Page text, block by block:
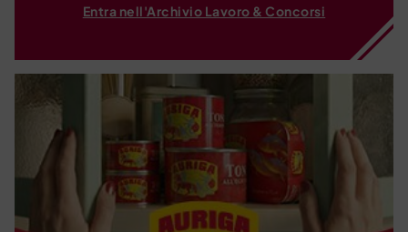
Entra nell'Archivio Lavoro & Concorsi